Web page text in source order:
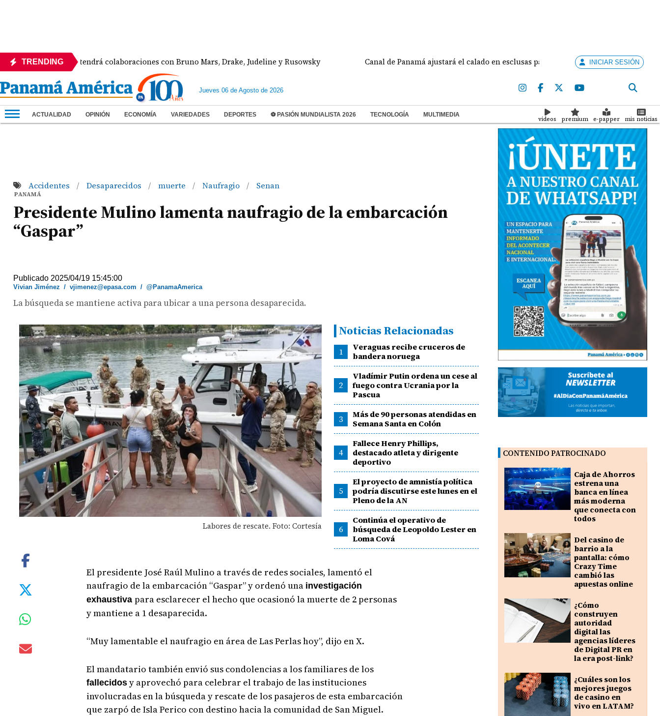
TRENDING
de Karol G tendrá colaboraciones con Bruno Mars, Drake, Judeline y Rusowsky Canal de Panamá ajustará el calado en esclusas para barcos grandes sin recortar tránsitos
INICIAR SESIÓN
Jueves 06 de Agosto de 2026
ACTUALIDAD OPINIÓN ECONOMÍA VARIEDADES DEPORTES ⚽ PASIÓN MUNDIALISTA 2026 TECNOLOGÍA MULTIMEDIA
videos premium e-papper mis noticias
Accidentes / Desaparecidos / muerte / Naufragio / Senan
PANAMÁ
Presidente Mulino lamenta naufragio de la embarcación
“Gaspar”
Publicado 2025/04/19 15:45:00
Vivian Jiménez /vjimenez@epasa.com /@PanamaAmerica
La búsqueda se mantiene activa para ubicar a una persona desaparecida.
Labores de rescate. Foto: Cortesía
Noticias Relacionadas
1
Veraguas recibe cruceros de
bandera noruega
2
Vladímir Putin ordena un cese al
fuego contra Ucrania por la
Pascua
3
Más de 90 personas atendidas en
Semana Santa en Colón
4
Fallece Henry Phillips,
destacado atleta y dirigente
deportivo
5
El proyecto de amnistía política
podría discutirse este lunes en el
Pleno de la AN
6
Continúa el operativo de
búsqueda de Leopoldo Lester en
Loma Cová
El presidente José Raúl Mulino a través de redes sociales, lamentó el
naufragio de la embarcación “Gaspar” y ordenó una investigación
exhaustiva para esclarecer el hecho que ocasionó la muerte de 2 personas
y mantiene a 1 desaparecida.
“Muy lamentable el naufragio en área de Las Perlas hoy”, dijo en X.
El mandatario también envió sus condolencias a los familiares de los
fallecidosy aprovechó para celebrar el trabajo de las instituciones
involucradas en la búsqueda y rescate de los pasajeros de esta embarcación
que zarpó de Isla Perico con destino hacia la comunidad de San Miguel.
CONTENIDO PATROCINADO
Caja de Ahorros
estrena una
banca en línea
más moderna
que conecta con
todos
Del casino de
barrio a la
pantalla: cómo
Crazy Time
cambió las
apuestas online
¿Cómo
construyen
autoridad
digital las
agencias líderes
de Digital PR en
la era post-link?
¿Cuáles son los
mejores juegos
de casino en
vivo en LATAM?